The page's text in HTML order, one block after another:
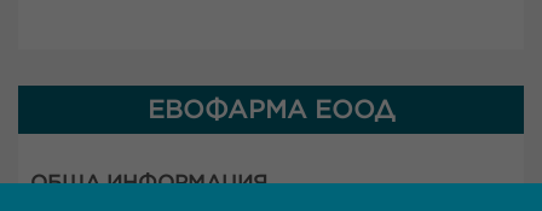
ЕВОФАРМА ЕООД
ОБЩА ИНФОРМАЦИЯ